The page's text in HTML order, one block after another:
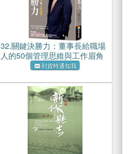
32.關鍵決勝力：董事長給職場
人的50個管理思維與工作眉角
到貨時通知我